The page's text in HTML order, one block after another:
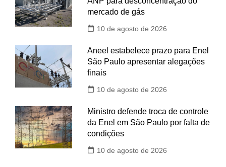
mercado de gás
10 de agosto de 2026
Aneel estabelece prazo para Enel
São Paulo apresentar alegações
finais
10 de agosto de 2026
Ministro defende troca de controle
da Enel em São Paulo por falta de
condições
10 de agosto de 2026